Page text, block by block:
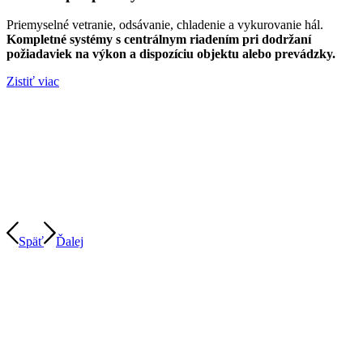
Priemyselné vetranie, odsávanie, chladenie a vykurovanie hál.
Kompletné systémy s centrálnym riadením pri dodržaní
požiadaviek na výkon a dispozíciu objektu alebo prevádzky.
Zistiť viac
Späť Ďalej